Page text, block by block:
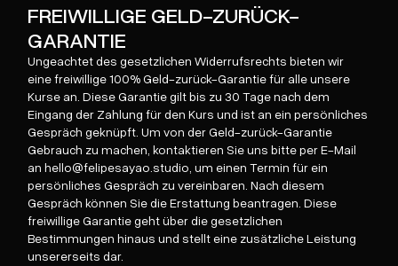
FREIWILLIGE GELD-ZURÜCK-
GARANTIE
Ungeachtet des gesetzlichen Widerrufsrechts bieten wir
eine freiwillige 100% Geld-zurück-Garantie für alle unsere
Kurse an. Diese Garantie gilt bis zu 30 Tage nach dem
Eingang der Zahlung für den Kurs und ist an ein persönliches
Gespräch geknüpft. Um von der Geld-zurück-Garantie
Gebrauch zu machen, kontaktieren Sie uns bitte per E-Mail
an hello@felipesayao.studio, um einen Termin für ein
persönliches Gespräch zu vereinbaren. Nach diesem
Gespräch können Sie die Erstattung beantragen. Diese
freiwillige Garantie geht über die gesetzlichen
Bestimmungen hinaus und stellt eine zusätzliche Leistung
unsererseits dar.